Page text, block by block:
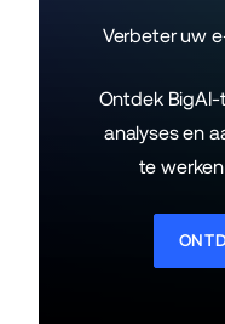
Verbeter uw
Ontdek
analyses en
te